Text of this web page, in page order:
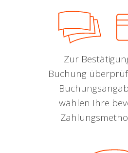
Zur
Buchung
wählen Ihre